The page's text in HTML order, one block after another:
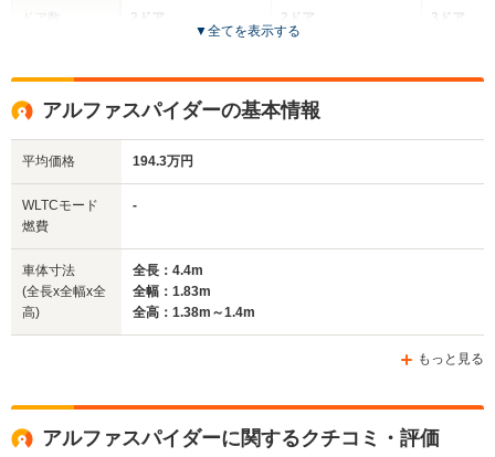
サイズ
(全長x全幅x全高)
WLTCモード
燃費
2ドア
全高
-m
-
2ドア
全高
-
3ドア
全高
-
▼全てを表示する
アルファスパイダーの基本情報
平均価格 194.3万円
WLTCモード
燃費
-
車体寸法
(全長x全幅x全
高)
全長：4.4m
全幅：1.83m
全高：1.38m～1.4m
もっと見る
アルファスパイダーに関するクチコミ・評価